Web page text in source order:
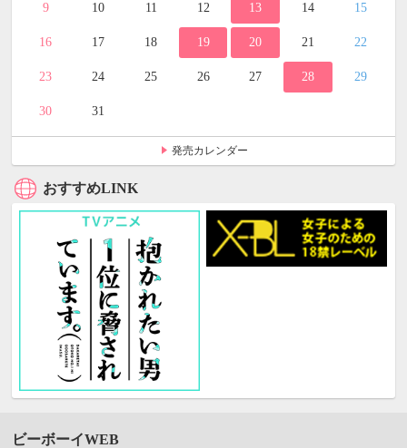
9 10 11 12 13 14 15
16 17 18 19 20 21 22
23 24 25 26 27 28 29
30 31
発売カレンダー
おすすめLINK
ビーボーイWEB